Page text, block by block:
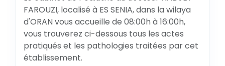
FAROUZI, localisé à ES SENIA, dans la wilaya
d'ORAN vous accueille de 08:00h à 16:00h,
vous trouverez ci-dessous tous les actes
pratiqués et les pathologies traitées par cet
établissement.